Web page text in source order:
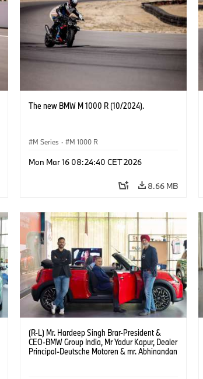
The new BMW M 1000 R (10/2024).
M Series · M 1000 R
Mon Mar 16 08:24:40 CET 2026
8.66 MB
(R-L) Mr. Hardeep Singh Brar-President &
CEO-BMW Group India, Mr Yadur Kapur, Dealer
Principal-Deutsche Motoren & mr. Abhinandan